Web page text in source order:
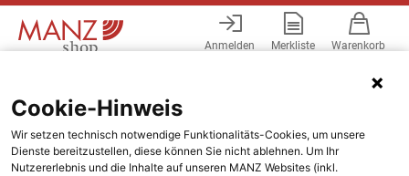
Anmelden Merkliste Warenkorb
Cookie-Hinweis
Wir setzen technisch notwendige Funktionalitäts-Cookies, um unsere
Dienste bereitzustellen, diese können Sie nicht ablehnen. Um Ihr
Nutzererlebnis und die Inhalte auf unseren MANZ Websites (inkl.